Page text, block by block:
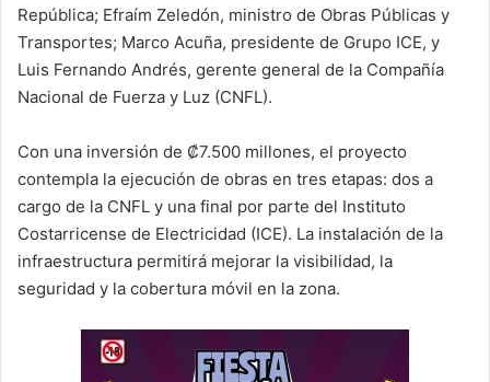
República; Efraím Zeledón, ministro de Obras Públicas y
Transportes; Marco Acuña, presidente de Grupo ICE, y
Luis Fernando Andrés, gerente general de la Compañía
Nacional de Fuerza y Luz (CNFL).
Con una inversión de ₡7.500 millones, el proyecto
contempla la ejecución de obras en tres etapas: dos a
cargo de la CNFL y una final por parte del Instituto
Costarricense de Electricidad (ICE). La instalación de la
infraestructura permitirá mejorar la visibilidad, la
seguridad y la cobertura móvil en la zona.